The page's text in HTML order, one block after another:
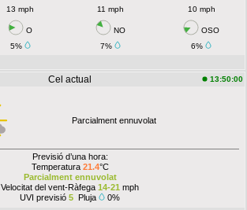
13 mph 11 mph 10 mph
O NO
OSO
5% 7%
6%
Cel actual 13:50:00
Parcialment ennuvolat
Previsió d’una hora:
Temperatura 21.4°C
Parcialment ennuvolat
Velocitat del vent-Ràfega 14-21 mph
UVI previsió5 Pluja 0%